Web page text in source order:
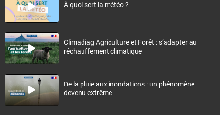
À quoi sert la météo ?
Climadiag Agriculture et Forêt : s’adapter au
réchauffement climatique
De la pluie aux inondations : un phénomène
devenu extrême